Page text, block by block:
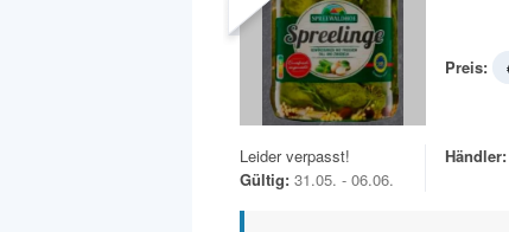
Preis:
Leider verpasst!
Gültig: 31.05. - 06.06.
Händler: